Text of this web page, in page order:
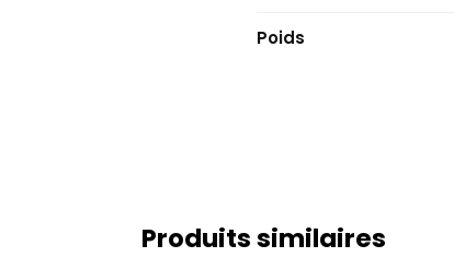
Poids
Produits similaires